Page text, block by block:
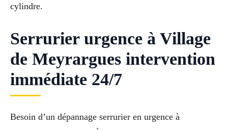
cylindre.
Serrurier urgence à Village
de Meyrargues intervention
immédiate 24/7
Besoin d’un dépannage serrurier en urgence à